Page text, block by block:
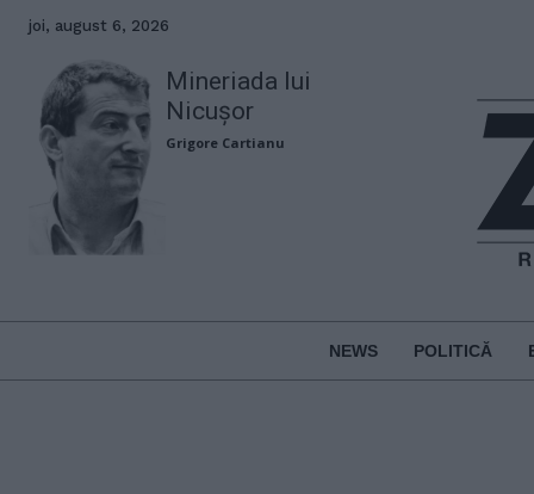
joi, august 6, 2026
Mineriada lui
Nicușor
Grigore Cartianu
NEWS POLITICĂ